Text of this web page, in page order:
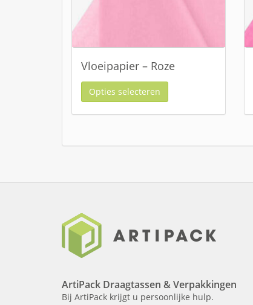
Vloeipapier – Roze
Opties selecteren
ArtiPack Draagtassen & Verpakkingen
Bij ArtiPack krijgt u persoonlijke hulp.